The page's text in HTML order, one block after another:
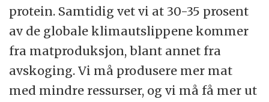
protein. Samtidig vet vi at 30-35 prosent
av de globale klimautslippene kommer
fra matproduksjon, blant annet fra
avskoging. Vi må produsere mer mat
med mindre ressurser, og vi må få mer ut